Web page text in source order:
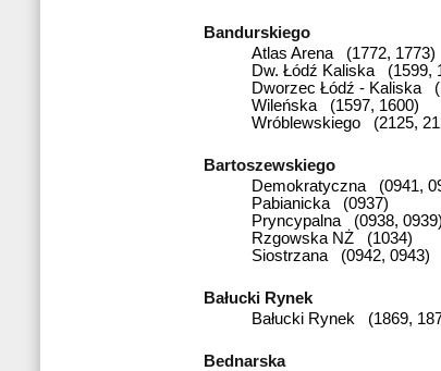
Bandurskiego
Atlas Arena (1772, 1773)
Dw. Łódź Kaliska (1599,
Dworzec Łódź - Kaliska
Wileńska (1597, 1600)
Wróblewskiego (2125,
Bartoszewskiego
Demokratyczna (0941,
Pabianicka (0937)
Pryncypalna (0938, 0939)
Rzgowska NŻ (1034)
Siostrzana (0942, 0943)
Bałucki Rynek
Bałucki Rynek (1869,
Bednarska